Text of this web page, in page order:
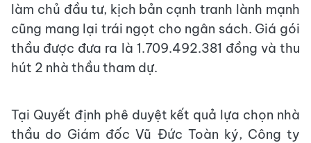
làm chủ đầu tư, kịch bản cạnh tranh lành mạnh
cũng mang lại trái ngọt cho ngân sách. Giá gói
thầu được đưa ra là 1.709.492.381 đồng và thu
hút 2 nhà thầu tham dự.
Tại Quyết định phê duyệt kết quả lựa chọn nhà
thầu do Giám đốc Vũ Đức Toàn ký, Công ty